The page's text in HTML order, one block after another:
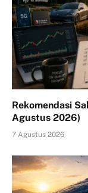
Rekomendasi
Agustus 2026)
7 Agustus 2026